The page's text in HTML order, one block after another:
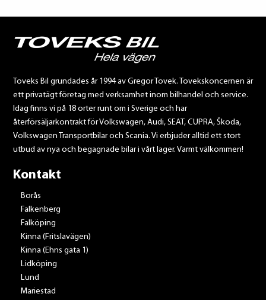
Toveks Bil grundades år 1994 av Gregor Tovek. Tovekskoncernen är
ett privatägt företag med verksamhet inom bilhandel och service.
Idag finns vi på 18 orter runt om i Sverige och har
återförsäljarkontrakt för Volkswagen, Audi, SEAT, CUPRA, Škoda,
Volkswagen Transportbilar och Scania. Vi erbjuder alltid ett stort
utbud av nya och begagnade bilar i vårt lager. Varmt välkommen!
Kontakt
Borås
Falkenberg
Falköping
Kinna (Fritslavägen)
Kinna (Ehns gata 1)
Lidköping
Lund
Mariestad